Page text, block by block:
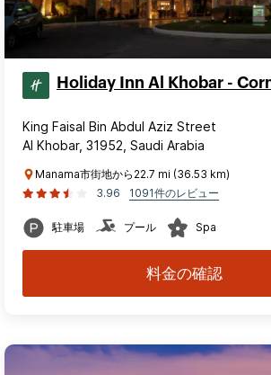
Holiday Inn Al Khobar -
King Faisal Bin Abdul Aziz Street
Al Khobar, 31952, Saudi Arabia
Manama市街地から22.7 mi (36.53 km)
3.96
1091件のレビュー
駐車場 プール Spa
料金の確認